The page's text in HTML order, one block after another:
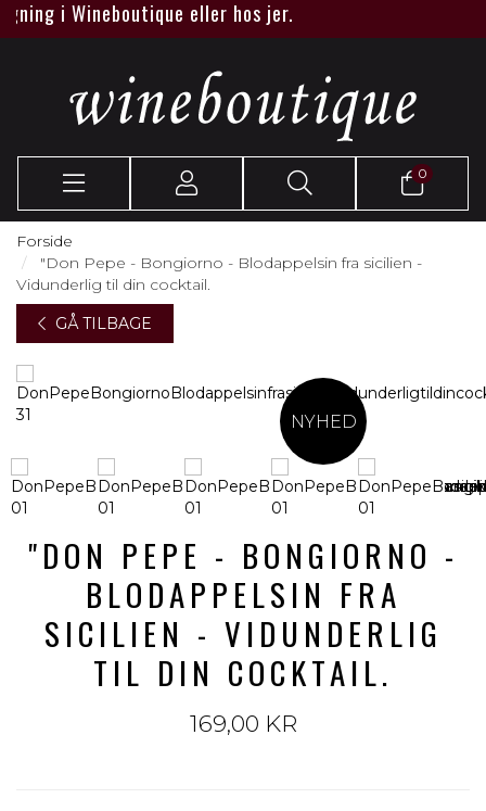
i Wineboutique eller hos jer.
0
Forside
"Don Pepe - Bongiorno - Blodappelsin fra sicilien -
Vidunderlig til din cocktail.
GÅ TILBAGE
NYHED
"DON PEPE - BONGIORNO -
BLODAPPELSIN FRA
SICILIEN - VIDUNDERLIG
TIL DIN COCKTAIL.
169,00 KR